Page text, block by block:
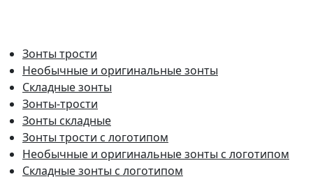
Зонты трости
Необычные и оригинальные зонты
Складные зонты
Зонты-трости
Зонты складные
Зонты трости с логотипом
Необычные и оригинальные зонты с логотипом
Складные зонты с логотипом